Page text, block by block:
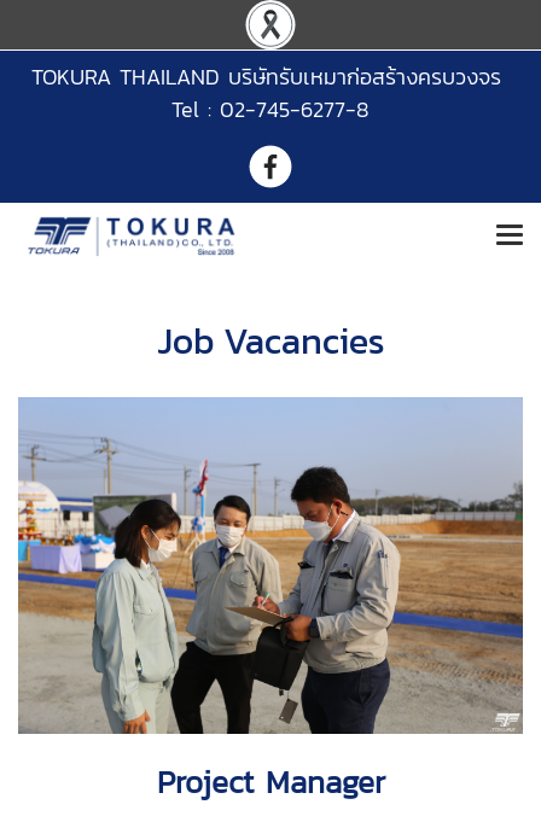
TOKURA THAILAND บริษัทรับเหมาก่อสร้างครบวงจร
Tel : 02-745-6277-8
Job Vacancies
Project Manager